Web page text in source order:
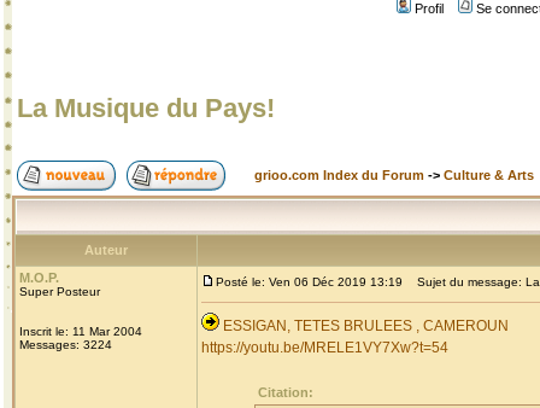
Profil
Se
La Musique du Pays!
grioo.com Index du Forum -> Culture & Arts
Auteur
M.O.P.
Super Posteur
Inscrit le: 11 Mar 2004
Messages: 3224
Posté le: Ven 06 Déc 2019 13:19 Sujet du message:
ESSIGAN, TETES BRULEES , CAMEROUN
https://youtu.be/MRELE1VY7Xw?t=54
Citation: